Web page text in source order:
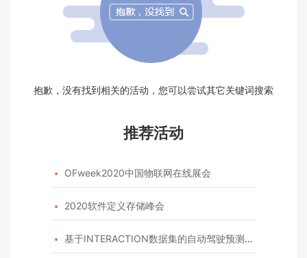
抱歉，没有找到相关的活动，您可以尝试其它关键词搜索
推荐活动
 OFweek2020中国物联网在线展会
 2020软件定义存储峰会
 基于INTERACTION数据集的自动驾驶预测模型挑战赛